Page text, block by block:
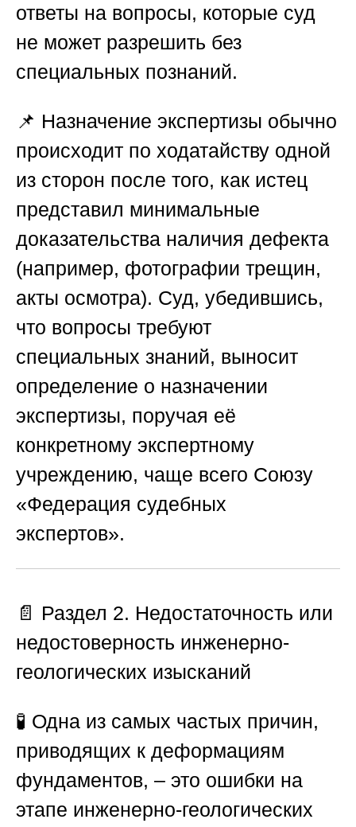
ответы на вопросы, которые суд
не может разрешить без
специальных познаний.
📌 Назначение экспертизы обычно
происходит по ходатайству одной
из сторон после того, как истец
представил минимальные
доказательства наличия дефекта
(например, фотографии трещин,
акты осмотра). Суд, убедившись,
что вопросы требуют
специальных знаний, выносит
определение о назначении
экспертизы, поручая её
конкретному экспертному
учреждению, чаще всего Союзу
«Федерация судебных
экспертов».
📄 Раздел 2. Недостаточность или
недостоверность инженерно-
геологических изысканий
🧪 Одна из самых частых причин,
приводящих к деформациям
фундаментов, – это ошибки на
этапе инженерно-геологических